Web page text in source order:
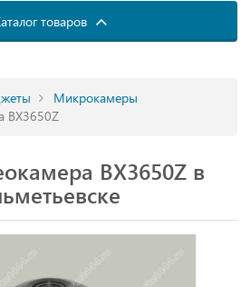
товаров
Микрокамеры
BX3650Z
BX3650Z в